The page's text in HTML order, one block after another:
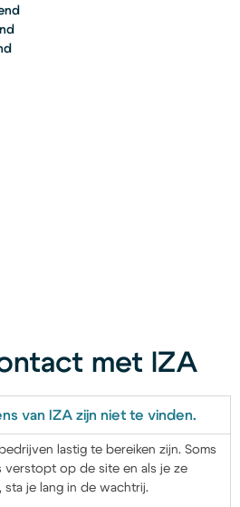
met IZA
van IZA zijn niet te vinden.
lastig te bereiken zijn. Soms
verstopt op de site en als je ze
sta je lang in de wachtrij.